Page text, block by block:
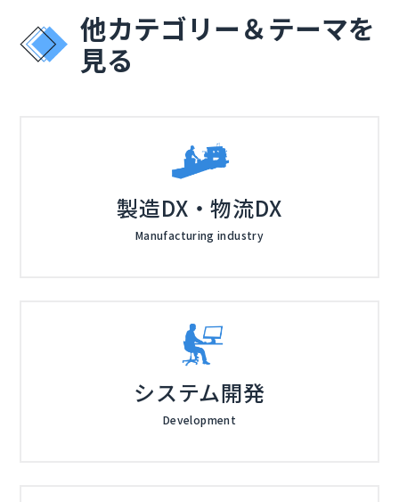
の進め方や海外拠点を含む接続の安定化、運用・ログの
集約をどう現実的に進めるかを紹介します。情勢の理解
だけで終わらせず、社内で判断するための比較軸を整理
他カテゴリー＆テーマを
見る
製造DX・物流DX
Manufacturing industry
システム開発
Development